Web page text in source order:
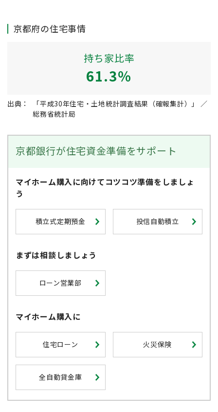
京都府の住宅事情
持ち家比率
61.3％
出典：
「平成30年住宅・土地統計調査結果（確報集計）」 ／
総務省統計局
京都銀行が住宅資金準備をサポート
マイホーム購入に向けてコツコツ準備をしましょ
う
積立式定期預金 投信自動積立
まずは相談しましょう
ローン営業部
マイホーム購入に
住宅ローン 火災保険
全自動貸金庫